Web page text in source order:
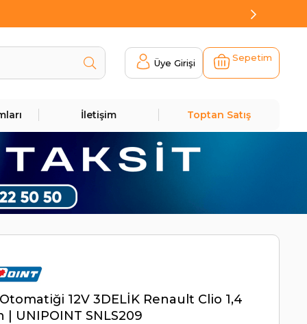
Üye Girişi Sepetim
İletişim Toptan Satış
12V 3DELİK Renault Clio 1,4
| UNIPOINT SNLS209